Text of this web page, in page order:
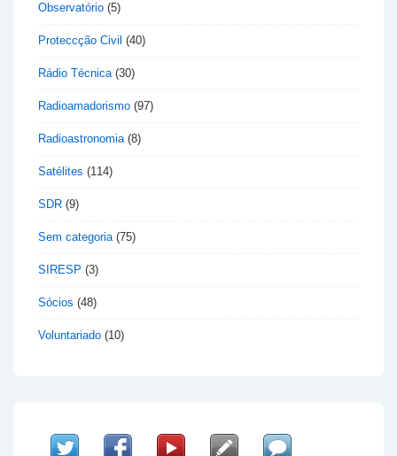
Observatório (5)
Proteccção Civil (40)
Rádio Técnica(30)
Radioamadorismo (97)
Radioastronomia(8)
Satélites (114)
SDR (9)
Sem categoria(75)
SIRESP (3)
Sócios (48)
Voluntariado (10)